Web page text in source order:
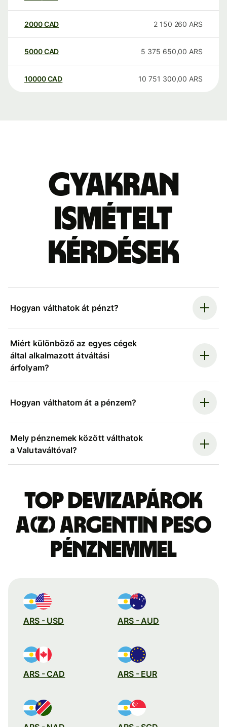
2000CAD 2 150 260 ARS
5000CAD 5 375 650,00 ARS
10000 CAD 10 751 300,00 ARS
Gyakran
ismételt
kérdések
Hogyan válthatok át pénzt?
Miért különböző az egyes cégek
által alkalmazott átváltási
árfolyam?
Hogyan válthatom át a pénzem?
Mely pénznemek között válthatok
a Valutaváltóval?
Top devizapárok
a(z) argentin peso
pénznemmel
ARS - USD ARS - AUD
ARS - CAD ARS - EUR